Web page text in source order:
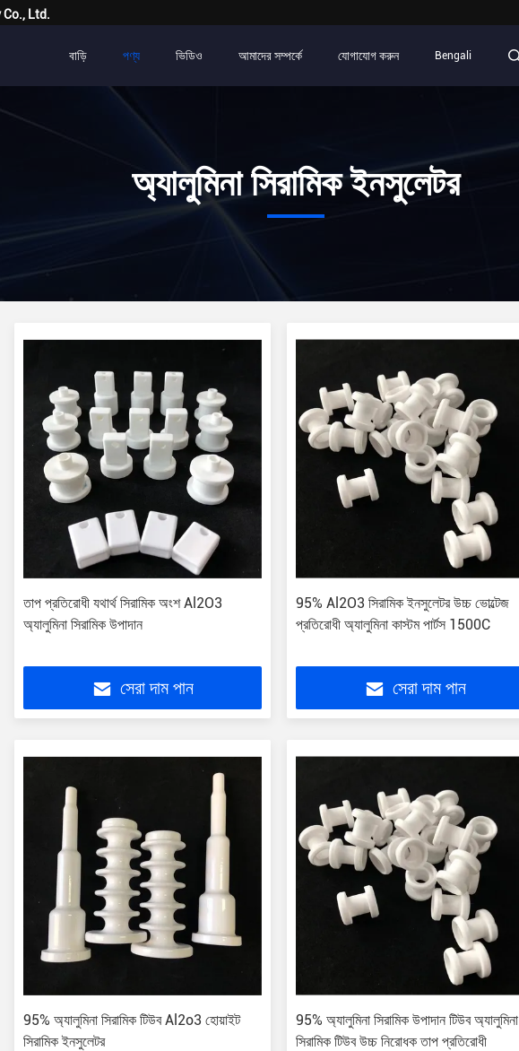
Ltd.
বাড়ি পণ্য ভিডিও আমাদের সম্পর্কে যোগাযোগ করুন Bengali
অ্যালুমিনা সিরামিক ইনসুলেটর
তাপ প্রতিরোধী যথার্থ সিরামিক অংশ Al2O3
অ্যালুমিনা সিরামিক উপাদান
সেরা দাম পান
95% Al2O3 সিরামিক ইনসুলেটর উচ্চ ভোল্টেজ
প্রতিরোধী অ্যালুমিনা কাস্টম পার্টস 1500C
সেরা দাম পান
95% অ্যালুমিনা সিরামিক টিউব Al2o3 হোয়াইট
সিরামিক ইনসুলেটর
95% অ্যালুমিনা সিরামিক উপাদান টিউব অ্যালুমিনা
সিরামিক টিউব উচ্চ নিরোধক তাপ প্রতিরোধী